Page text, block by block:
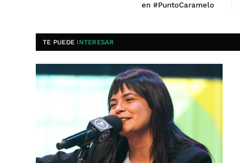
en #PuntoCaramelo
TE PUEDE INTERESAR